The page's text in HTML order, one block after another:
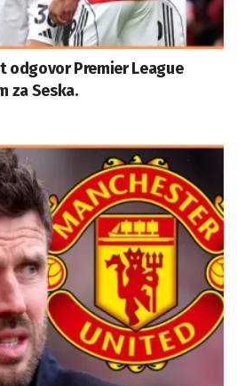
odgovor Premier League
za Seska.